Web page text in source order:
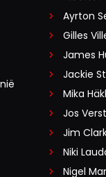
en lachen maar... F1
worden en het zou
na dit jaar zegt
tot 2031 ?
Ayrton
Gilles
James
Jackie
Mika
Jos
Jim
Niki
Nigel